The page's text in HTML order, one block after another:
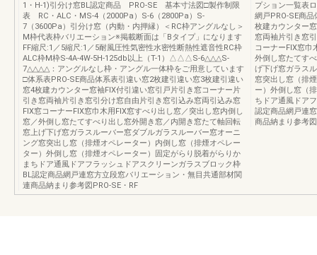
1・H-1)引分け窓BL認定商品 PRO-SE 基本寸法図□製作制限
表 RC・ALC・MS-4（2000Pa）S-6（2800Pa）S-
7（3600Pa）引分け窓（内動・内押縁）＜RC枠アングルなし＞
M枠代表枠バリエーション※掲載断面は「Bタイプ」になります
FF縮尺:1／5縮尺:1／5耐風圧性気密性水密性断熱性遮音性RC枠
ALC枠M枠S-4A-4W-5H-125db以上（T-1）△△△S-6△△△S-
7△△△△：アングルなし枠・アングル一体枠をご用意しています
□体系表PRO-SE商品体系表引違い窓2枚建引違い窓3枚建引違い
窓4枚建カウンター窓袖FIX付引違い窓引戸片引き窓コーナー片
引き窓両袖片引き窓引分け窓自由片引き窓引込み窓両引込み窓
FIX窓コーナーFIX窓巾木用FIX窓すべり出し窓／突出し窓内倒し
窓／外倒し窓たてすべり出し窓外開き窓／内開き窓たて軸回転
窓上げ下げ窓ガラスルーバー窓ダブルガラスルーバー窓オーニ
ング窓突出し窓（排煙オペレーター）内倒し窓（排煙オペレー
ター）外倒し窓（排煙オペレーター）固定がらり脱着がらりか
まちドア通風ドアフラッシュドアスクリーンガラスブロック枠
BL認定商品網戸連窓方立段窓バリエーション・無目共通部材関
連商品納まり参考図PRO-SE・RF
プション一覧表
網戸PRO-SE商
枚建カウンター
窓両袖片引き窓
コーナーFIX窓巾
外倒し窓たてす
げ下げ窓ガラス
窓突出し窓（排
ー）外倒し窓（
ちドア通風ドア
認定商品網戸連
商品納まり参考